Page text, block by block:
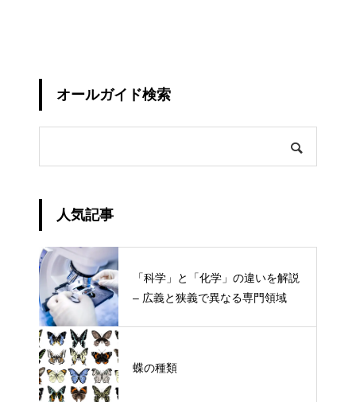
オールガイド検索
人気記事
「科学」と「化学」の違いを解説
– 広義と狭義で異なる専門領域
蝶の種類